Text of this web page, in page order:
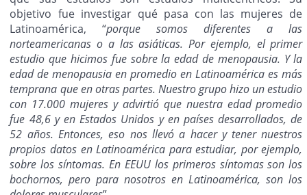
objetivo fue investigar qué pasa con las mujeres de
Latinoamérica, “porque somos diferentes a las
norteamericanas o a las asiáticas. Por ejemplo, el primer
estudio que hicimos fue sobre la edad de menopausia. Y la
edad de menopausia en promedio en Latinoamérica es más
temprana que en otras partes. Nuestro grupo hizo un estudio
con 17.000 mujeres y advirtió que nuestra edad promedio
fue 48,6 y en Estados Unidos y en países desarrollados, de
52 años. Entonces, eso nos llevó a hacer y tener nuestros
propios datos en Latinoamérica para estudiar, por ejemplo,
sobre los síntomas. En EEUU los primeros síntomas son los
bochornos, pero para nosotros en Latinoamérica, son los